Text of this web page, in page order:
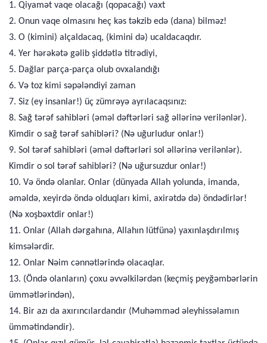
1. Qiyamət vaqe olacağı (qopacağı) vaxt
2. Onun vaqe olmasını heç kəs təkzib edə (dana) bilməz!
3. O (kimini) alçaldacaq, (kimini də) ucaldacaqdır.
4. Yer hərəkətə gəlib şiddətlə titrədiyi,
5. Dağlar parça-parça olub ovxalandığı
6. Və toz kimi səpələndiyi zaman
7. Siz (ey insanlar!) üç zümrəyə ayrılacaqsınız:
8. Sağ tərəf sahibləri (əməl dəftərləri sağ əllərinə verilənlər).
Kimdir o sağ tərəf sahibləri? (Nə uğurludur onlar!)
9. Sol tərəf sahibləri (əməl dəftərləri sol əllərinə verilənlər).
Kimdir o sol tərəf sahibləri? (Nə uğursuzdur onlar!)
10. Və öndə olanlar. Onlar (dünyada Allah yolunda, imanda,
əməldə, xeyirdə öndə olduqları kimi, axirətdə də) öndədirlər!
(Nə xoşbəxtdir onlar!)
11. Onlar (Allah dərgahına, Allahın lütfünə) yaxınlaşdırılmış
kimsələrdir.
12. Onlar Nəim cənnətlərində olacaqlar.
13. (Öndə olanların) çoxu əvvəlkilərdən (keçmiş peyğəmbərlərin
ümmətlərindən),
14. Bir azı da axırıncılardandır (Muhəmməd əleyhissəlamın
ümmətindəndir).